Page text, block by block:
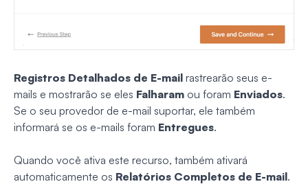
Registros Detalhados de E-mail rastrearão seus e-
mails e mostrarão se eles Falharam ou foram Enviados.
Se o seu provedor de e-mail suportar, ele também
informará se os e-mails foram Entregues.
Quando você ativa este recurso, também ativará
automaticamente os Relatórios Completos de E-mail.